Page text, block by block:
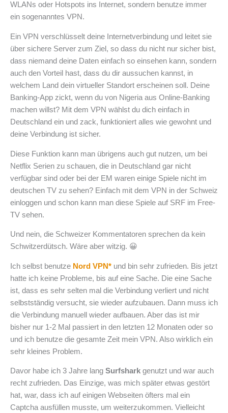
WLANs oder Hotspots ins Internet, sondern benutze immer
ein sogenanntes VPN.
Ein VPN verschlüsselt deine Internetverbindung und leitet sie
über sichere Server zum Ziel, so dass du nicht nur sicher bist,
dass niemand deine Daten einfach so einsehen kann, sondern
auch den Vorteil hast, dass du dir aussuchen kannst, in
welchem Land dein virtueller Standort erscheinen soll. Deine
Banking-App zickt, wenn du von Nigeria aus Online-Banking
machen willst? Mit dem VPN wählst du dich einfach in
Deutschland ein und zack, funktioniert alles wie gewohnt und
deine Verbindung ist sicher.
Diese Funktion kann man übrigens auch gut nutzen, um bei
Netflix Serien zu schauen, die in Deutschland gar nicht
verfügbar sind oder bei der EM waren einige Spiele nicht im
deutschen TV zu sehen? Einfach mit dem VPN in der Schweiz
einloggen und schon kann man diese Spiele auf SRF im Free-
TV sehen.
Und nein, die Schweizer Kommentatoren sprechen da kein
Schwitzerdütsch. Wäre aber witzig. 😀
Ich selbst benutze Nord VPN* und bin sehr zufrieden. Bis jetzt
hatte ich keine Probleme, bis auf eine Sache. Die eine Sache
ist, dass es sehr selten mal die Verbindung verliert und nicht
selbstständig versucht, sie wieder aufzubauen. Dann muss ich
die Verbindung manuell wieder aufbauen. Aber das ist mir
bisher nur 1-2 Mal passiert in den letzten 12 Monaten oder so
und ich benutze die gesamte Zeit mein VPN. Also wirklich ein
sehr kleines Problem.
Davor habe ich 3 Jahre lang Surfshark genutzt und war auch
recht zufrieden. Das Einzige, was mich später etwas gestört
hat, war, dass ich auf einigen Webseiten öfters mal ein
Captcha ausfüllen musste, um weiterzukommen. Vielleicht